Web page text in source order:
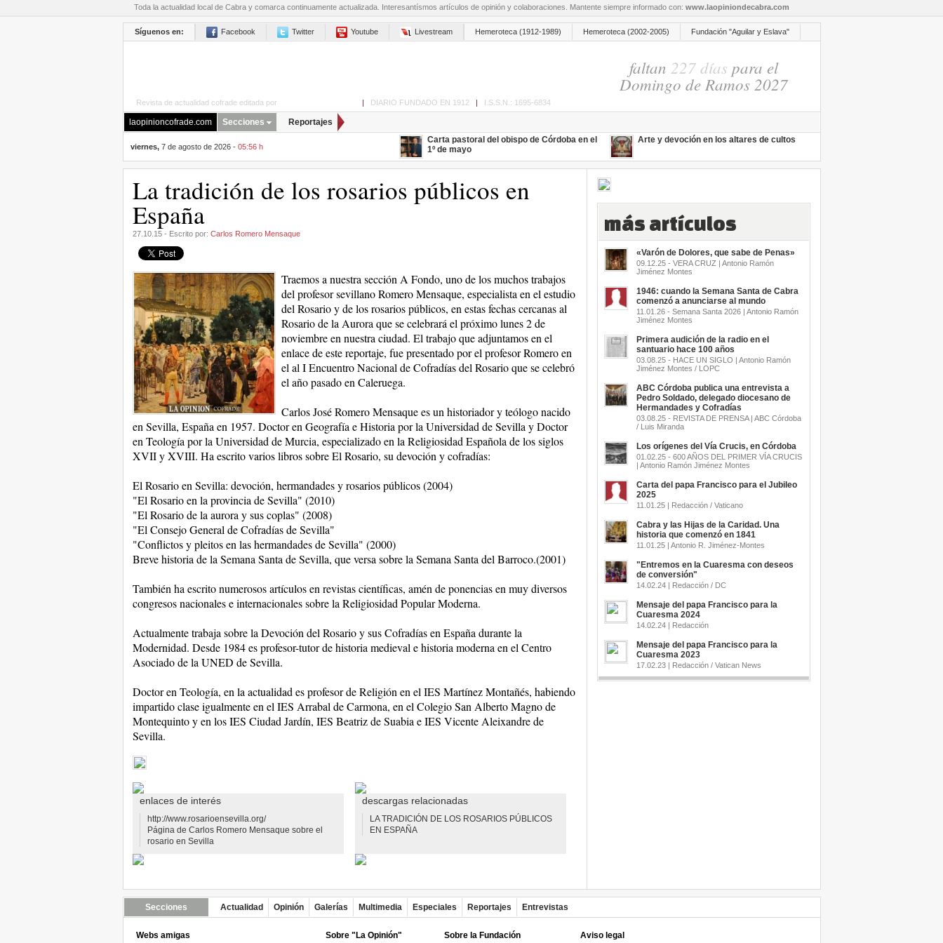
Toda la actualidad local de Cabra y comarca continuamente actualizada. Interesantísmos artículos de opinión y colaboraciones. Mantente siempre informado con: www.laopiniondecabra.com
Síguenos en: Facebook Twitter Youtube Livestream Hemeroteca (1912-1989) Hemeroteca (2002-2005) Fundación "Aguilar y Eslava"
faltan 227 días para el
Domingo de Ramos 2027
Revista de actualidad cofrade editada por | DIARIO FUNDADO EN 1912 | I.S.S.N.: 1695-6834
laopinioncofrade.com Secciones Reportajes
viernes,7 de agosto de 2026 - 05:56 h
Carta pastoral del obispo de Córdoba en el
1º de mayo
Arte y devoción en los altares de cultos
La tradición de los rosarios públicos en
España
27.10.15 - Escrito por: Carlos Romero Mensaque
Traemos a nuestra sección A Fondo, uno de los muchos trabajos
del profesor sevillano Romero Mensaque, especialista en el estudio
del Rosario y de los rosarios públicos, en estas fechas cercanas al
Rosario de la Aurora que se celebrará el próximo lunes 2 de
noviembre en nuestra ciudad. El trabajo que adjuntamos en el
enlace de este reportaje, fue presentado por el profesor Romero en
el al I Encuentro Nacional de Cofradías del Rosario que se celebró
el año pasado en Caleruega.
Carlos José Romero Mensaque es un historiador y teólogo nacido
en Sevilla, España en 1957. Doctor en Geografía e Historia por la Universidad de Sevilla y Doctor
en Teología por la Universidad de Murcia, especializado en la Religiosidad Española de los siglos
XVII y XVIII. Ha escrito varios libros sobre El Rosario, su devoción y cofradías:
El Rosario en Sevilla: devoción, hermandades y rosarios públicos (2004)
"El Rosario en la provincia de Sevilla" (2010)
"El Rosario de la aurora y sus coplas" (2008)
"El Consejo General de Cofradías de Sevilla"
"Conflictos y pleitos en las hermandades de Sevilla" (2000)
Breve historia de la Semana Santa de Sevilla, que versa sobre la Semana Santa del Barroco.(2001)
También ha escrito numerosos artículos en revistas científicas, amén de ponencias en muy diversos
congresos nacionales e internacionales sobre la Religiosidad Popular Moderna.
Actualmente trabaja sobre la Devoción del Rosario y sus Cofradías en España durante la
Modernidad. Desde 1984 es profesor-tutor de historia medieval e historia moderna en el Centro
Asociado de la UNED de Sevilla.
Doctor en Teología, en la actualidad es profesor de Religión en el IES Martínez Montañés, habiendo
impartido clase igualmente en el IES Arrabal de Carmona, en el Colegio San Alberto Magno de
Montequinto y en los IES Ciudad Jardín, IES Beatriz de Suabia e IES Vicente Aleixandre de
Sevilla.
enlaces de interés
http://www.rosarioensevilla.org/
Página de Carlos Romero Mensaque sobre el
rosario en Sevilla
descargas relacionadas
LA TRADICIÓN DE LOS ROSARIOS PÚBLICOS
EN ESPAÑA
más artículos
«Varón de Dolores, que sabe de Penas»
09.12.25 - VERA CRUZ | Antonio Ramón
Jiménez Montes
1946: cuando la Semana Santa de Cabra
comenzó a anunciarse al mundo
11.01.26 - Semana Santa 2026 | Antonio Ramón
Jiménez Montes
Primera audición de la radio en el
santuario hace 100 años
03.08.25 - HACE UN SIGLO | Antonio Ramón
Jiménez Montes / LOPC
ABC Córdoba publica una entrevista a
Pedro Soldado, delegado diocesano de
Hermandades y Cofradías
03.08.25 - REVISTA DE PRENSA | ABC Córdoba
/ Luis Miranda
Los orígenes del Vía Crucis, en Córdoba
01.02.25 - 600 AÑOS DEL PRIMER VÍA CRUCIS
| Antonio Ramón Jiménez Montes
Carta del papa Francisco para el Jubileo
2025
11.01.25 | Redacción / Vaticano
Cabra y las Hijas de la Caridad. Una
historia que comenzó en 1841
11.01.25 | Antonio R. Jiménez-Montes
"Entremos en la Cuaresma con deseos
de conversión"
14.02.24 | Redacción / DC
Mensaje del papa Francisco para la
Cuaresma 2024
14.02.24 | Redacción
Mensaje del papa Francisco para la
Cuaresma 2023
17.02.23 | Redacción / Vatican News
Secciones Actualidad Opinión Galerías Multimedia Especiales Reportajes Entrevistas
Webs amigas Sobre "La Opinión" Sobre la Fundación Aviso legal